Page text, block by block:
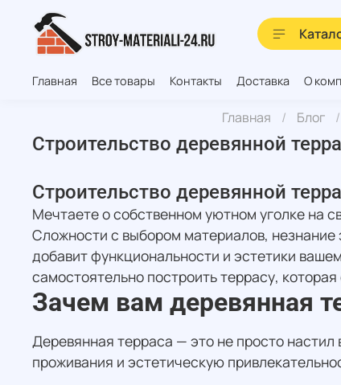
Главная Все товары Контакты Доставка О
Главная Блог
Строительство деревянной
Строительство деревянной
Мечтаете о собственном уютном уголке на
Сложности с выбором материалов, незнание
добавит функциональности и эстетики
самостоятельно построить террасу,
Зачем вам деревянная
Деревянная терраса — это не просто
проживания и эстетическую